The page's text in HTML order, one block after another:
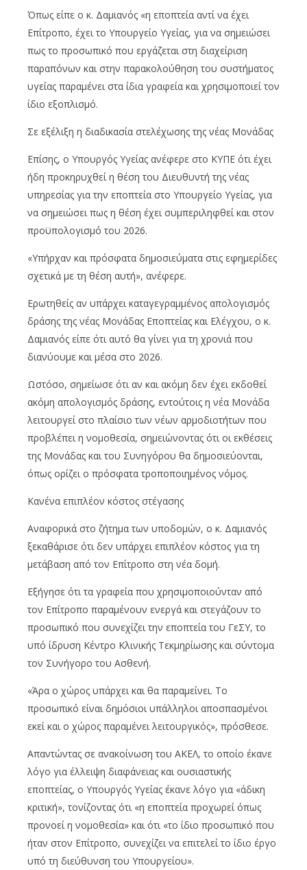
Όπως είπε ο κ. Δαμιανός «η εποπτεία αντί να έχει
Επίτροπο, έχει το Υπουργείο Υγείας, για να σημειώσει
πως το προσωπικό που εργάζεται στη διαχείριση
παραπόνων και στην παρακολούθηση του συστήματος
υγείας παραμένει στα ίδια γραφεία και χρησιμοποιεί τον
ίδιο εξοπλισμό.
Σε εξέλιξη η διαδικασία στελέχωσης της νέας Μονάδας
Επίσης, ο Υπουργός Υγείας ανέφερε στο ΚΥΠΕ ότι έχει
ήδη προκηρυχθεί η θέση του Διευθυντή της νέας
υπηρεσίας για την εποπτεία στο Υπουργείο Υγείας, για
να σημειώσει πως η θέση έχει συμπεριληφθεί και στον
προϋπολογισμό του 2026.
«Υπήρχαν και πρόσφατα δημοσιεύματα στις εφημερίδες
σχετικά με τη θέση αυτή», ανέφερε.
Ερωτηθείς αν υπάρχει καταγεγραμμένος απολογισμός
δράσης της νέας Μονάδας Εποπτείας και Ελέγχου, ο κ.
Δαμιανός είπε ότι αυτό θα γίνει για τη χρονιά που
διανύουμε και μέσα στο 2026.
Ωστόσο, σημείωσε ότι αν και ακόμη δεν έχει εκδοθεί
ακόμη απολογισμός δράσης, εντούτοις η νέα Μονάδα
λειτουργεί στο πλαίσιο των νέων αρμοδιοτήτων που
προβλέπει η νομοθεσία, σημειώνοντας ότι οι εκθέσεις
της Μονάδας και του Συνηγόρου θα δημοσιεύονται,
όπως ορίζει ο πρόσφατα τροποποιημένος νόμος.
Κανένα επιπλέον κόστος στέγασης
Αναφορικά στο ζήτημα των υποδομών, ο κ. Δαμιανός
ξεκαθάρισε ότι δεν υπάρχει επιπλέον κόστος για τη
μετάβαση από τον Επίτροπο στη νέα δομή.
Εξήγησε ότι τα γραφεία που χρησιμοποιούνταν από
τον Επίτροπο παραμένουν ενεργά και στεγάζουν το
προσωπικό που συνεχίζει την εποπτεία του ΓεΣΥ, το
υπό ίδρυση Κέντρο Κλινικής Τεκμηρίωσης και σύντομα
τον Συνήγορο του Ασθενή.
«Άρα ο χώρος υπάρχει και θα παραμείνει. Το
προσωπικό είναι δημόσιοι υπάλληλοι αποσπασμένοι
εκεί και ο χώρος παραμένει λειτουργικός», πρόσθεσε.
Απαντώντας σε ανακοίνωση του ΑΚΕΛ, το οποίο έκανε
λόγο για έλλειψη διαφάνειας και ουσιαστικής
εποπτείας, ο Υπουργός Υγείας έκανε λόγο για «άδικη
κριτική», τονίζοντας ότι «η εποπτεία προχωρεί όπως
προνοεί η νομοθεσία» και ότι «το ίδιο προσωπικό που
ήταν στον Επίτροπο, συνεχίζει να επιτελεί το ίδιο έργο
υπό τη διεύθυνση του Υπουργείου».